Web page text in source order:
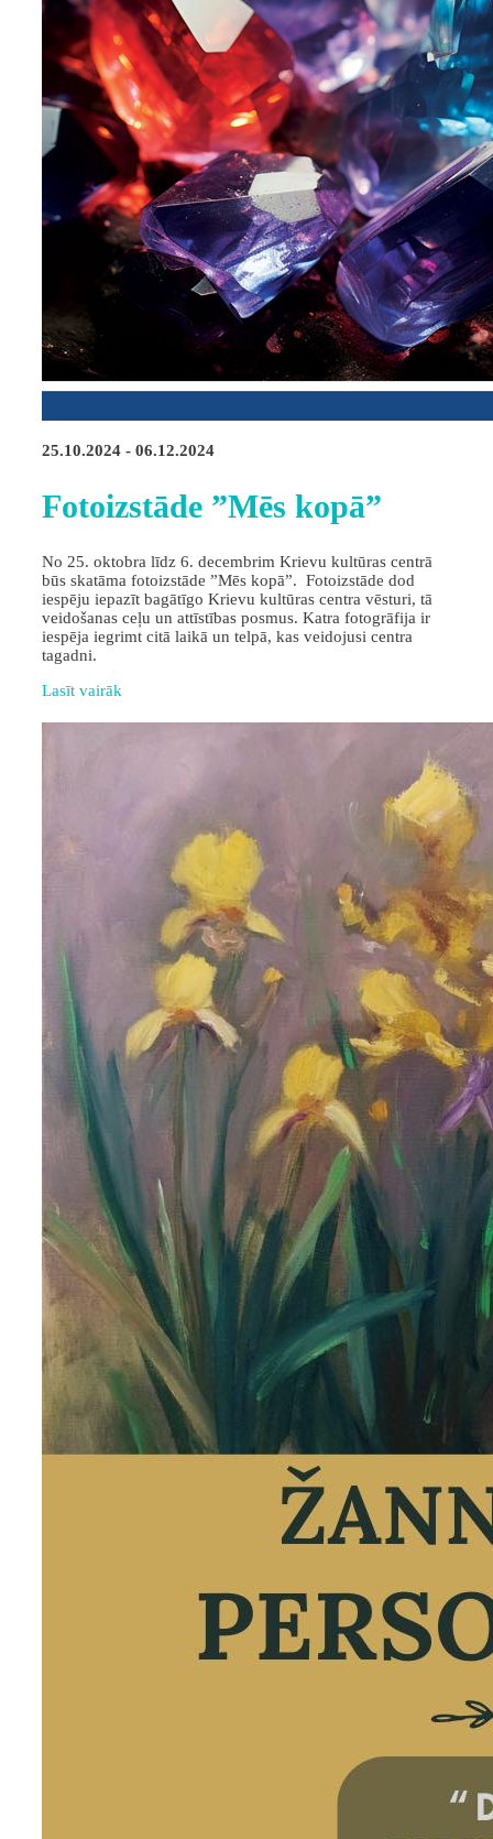
25.10.2024 - 06.12.2024
Fotoizstāde ”Mēs kopā”
No 25. oktobra līdz 6. decembrim Krievu kultūras centrā
būs skatāma fotoizstāde ”Mēs kopā”. Fotoizstāde dod
iespēju iepazīt bagātīgo Krievu kultūras centra vēsturi, tā
veidošanas ceļu un attīstības posmus. Katra fotogrāfija ir
iespēja iegrimt citā laikā un telpā, kas veidojusi centra
tagadni.
Lasīt vairāk